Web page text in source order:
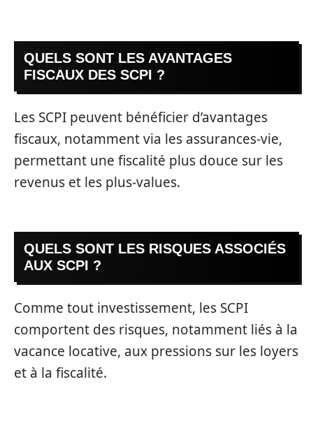
QUELS SONT LES AVANTAGES
FISCAUX DES SCPI ?
Les SCPI peuvent bénéficier d’avantages
fiscaux, notamment via les assurances-vie,
permettant une fiscalité plus douce sur les
revenus et les plus-values.
QUELS SONT LES RISQUES ASSOCIÉS
AUX SCPI ?
Comme tout investissement, les SCPI
comportent des risques, notamment liés à la
vacance locative, aux pressions sur les loyers
et à la fiscalité.